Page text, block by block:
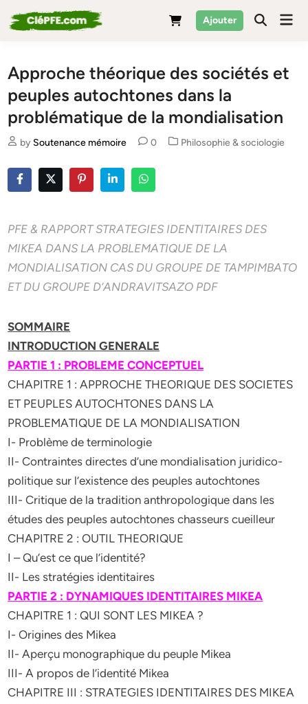
to
Ajouter
Approche théorique des sociétés et
peuples autochtones dans la
problématique de la mondialisation
by Soutenance mémoire 0
Posted
Philosophie & sociologie
PFE & RAPPORT STRATEGIES IDENTITAIRES DES
MIKEA DANS LA PROBLEMATIQUE DE LA
MONDIALISATION CAS DU GROUPE DE TAMPIMBATO
ET DU GROUPE D’ANDRAVITSAZO PDF
SOMMAIRE
INTRODUCTION GENERALE
PARTIE 1 : PROBLEME CONCEPTUEL
CHAPITRE 1 : APPROCHE THEORIQUE DES SOCIETES
ET PEUPLES AUTOCHTONES DANS LA
PROBLEMATIQUE DE LA MONDIALISATION
I- Problème de terminologie
II- Contraintes directes d’une mondialisation juridico-
politique sur l’existence des peuples autochtones
III- Critique de la tradition anthropologique dans les
études des peuples autochtones chasseurs cueilleur
CHAPITRE 2 : OUTIL THEORIQUE
I – Qu’est ce que l’identité?
II- Les stratégies identitaires
PARTIE 2 : DYNAMIQUES IDENTITAIRES MIKEA
CHAPITRE 1 : QUI SONT LES MIKEA ?
I- Origines des Mikea
II- Aperçu monographique du peuple Mikea
III- A propos de l’identité Mikea
CHAPITRE III : STRATEGIES IDENTITAIRES DES MIKEA